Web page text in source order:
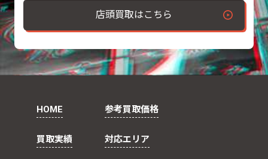
店頭買取はこちら
HOME 参考買取価格
買取実績 対応エリア